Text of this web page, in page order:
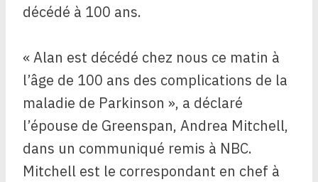
décédé à 100 ans.
« Alan est décédé chez nous ce matin à
l’âge de 100 ans des complications de la
maladie de Parkinson », a déclaré
l’épouse de Greenspan, Andrea Mitchell,
dans un communiqué remis à NBC.
Mitchell est le correspondant en chef à